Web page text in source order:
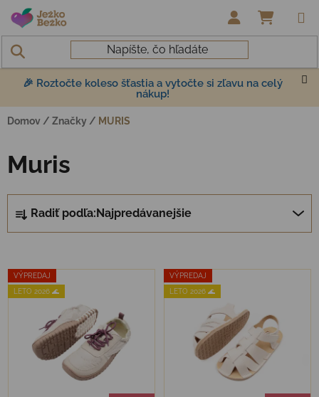
Prejsť na obsah
🎉 Roztočte koleso šťastia a vytočte si zľavu na celý
nákup!
Domov / Značky / MURIS
Muris
Radiť podľa: Najpredávanejšie
Výpis produktov
VÝPREDAJ
LETO 2026 🌊
VÝPREDAJ
LETO 2026 🌊